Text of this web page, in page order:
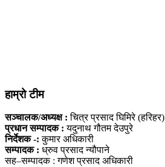
हाम्रो टीम
सञ्चालक/अध्यक्ष : चित्र प्रसाद घिमिरे (हरिहर)
प्रधान सम्पादक : यदुनाथ गौतम देउपुरे
निर्देशक -: कुमार अधिकारी
सम्पादक : ध्रुव प्रसाद न्यौपाने
सह–सम्पादक : गणेश प्रसाद अधिकारी